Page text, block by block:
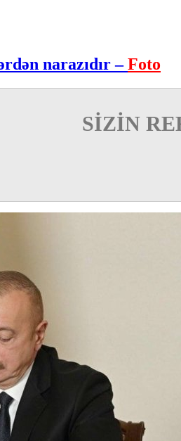
narazıdır –Foto
SİZİN